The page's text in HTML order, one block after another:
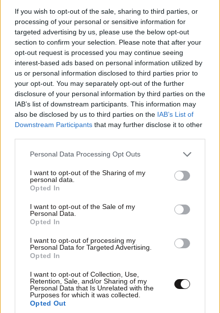
If you wish to opt-out of the sale, sharing to third parties, or
processing of your personal or sensitive information for
targeted advertising by us, please use the below opt-out
section to confirm your selection. Please note that after your
opt-out request is processed you may continue seeing
interest-based ads based on personal information utilized by
us or personal information disclosed to third parties prior to
your opt-out. You may separately opt-out of the further
disclosure of your personal information by third parties on the
IAB’s list of downstream participants. This information may
also be disclosed by us to third parties on the IAB’s List of
Downstream Participants that may further disclose it to other
Please note that this website/app uses one or more Google
not limited to your visit or usage behaviour. You may click to
grant or deny consent to Google and its third-party tags to
use your data for below specified purposes in below Google
consent section.
Personal Data Processing Opt Outs
I want to opt-out of the Sharing of my
personal data.
Opted In
I want to opt-out of the Sale of my
Personal Data.
Opted In
I want to opt-out of processing my
Personal Data for Targeted Advertising.
Opted In
I want to opt-out of Collection, Use,
Retention, Sale, and/or Sharing of my
Personal Data that Is Unrelated with the
Purposes for which it was collected.
Opted Out
TRENDING
ΕΛΛΑΔΑ05·08·2026 21:24
«Κάηκε το σπίτι μας στην Ελλάδα λίγο πριν
μετακομίσουμε»: Απαρηγόρητη η οικογένεια
από τη Βρετανία που είδε το όνειρο ζωής να
γίνεται στάχτη